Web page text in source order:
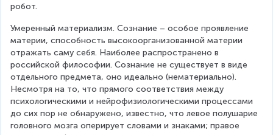
робот.
Умеренный материализм. Сознание – особое проявление
материи, способность высокоорганизованной материи
отражать саму себя. Наиболее распространено в
российской философии. Сознание не существует в виде
отдельного предмета, оно идеально (нематериально).
Несмотря на то, что прямого соответствия между
психологическими и нейрофизиологическими процессами
до сих пор не обнаружено, известно, что левое полушарие
головного мозга оперирует словами и знаками; правое